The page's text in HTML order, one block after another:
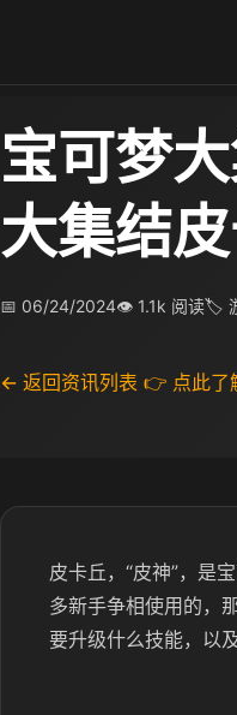
宝可梦
大集结
📅 06/24/2024👁 1.1k 阅读🏷
← 返回资讯列表 👉 点此了
皮卡丘，“皮神”，是
多新手争相使用的，
要升级什么技能，以